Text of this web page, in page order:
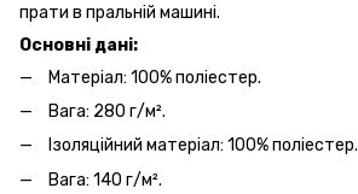
прати в пральній машині.
Основні дані:
Матеріал: 100% поліестер.
Вага: 280 г/м².
Ізоляційний матеріал: 100% поліестер.
Вага: 140 г/м².